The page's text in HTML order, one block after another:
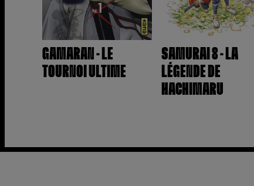
GAMARAN - LE
TOURNOI ULTIME
SAMURAI 8 - LA
LÉGENDE DE
HACHIMARU